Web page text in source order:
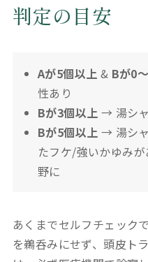
判定の目安
Aが5個以上 & Bが0
性あり
Bが3個以上 → 湯シ
Bが5個以上 → 湯シ
たフケ/強いかゆみ
野に
あくまでセルフチェック
を鵜呑みにせず、頭皮ト